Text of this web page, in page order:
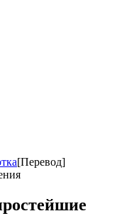
[Перевод]